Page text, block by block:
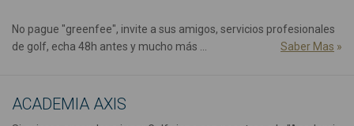
No pague "greenfee", invite a sus amigos, servicios profesionales
de golf, echa 48h antes y mucho más ...
Saber Mas »
ACADEMIA AXIS